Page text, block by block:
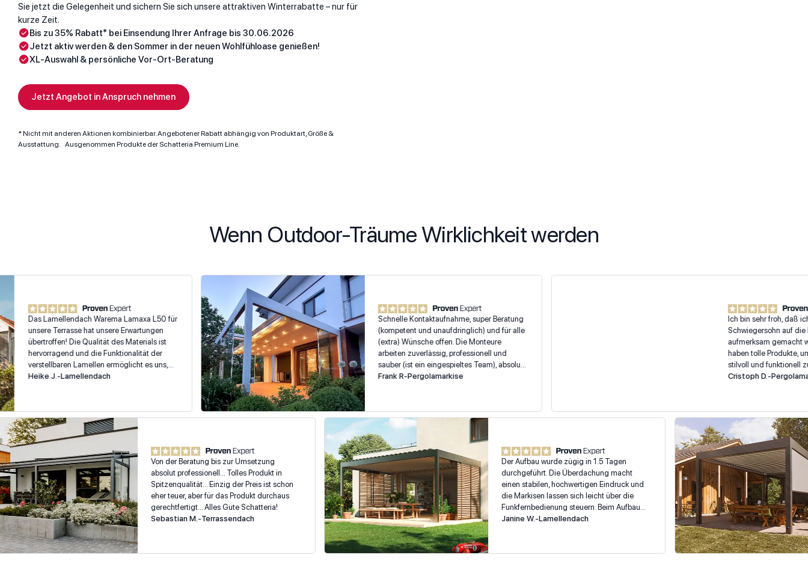
Sie jetzt die Gelegenheit und sichern Sie sich unsere attraktiven Winterrabatte – nur für
kurze Zeit.
Bis zu 35% Rabatt* bei Einsendung Ihrer Anfrage bis 30.06.2026
Jetzt aktiv werden & den Sommer in der neuen Wohlfühloase genießen!
XL-Auswahl & persönliche Vor-Ort-Beratung
Jetzt Angebot in Anspruch nehmen
* Nicht mit anderen Aktionen kombinierbar. Angebotener Rabatt abhängig von Produktart, Größe &
Ausstattung. Ausgenommen Produkte der Schatteria Premium Line.
Wenn Outdoor-Träume Wirklichkeit werden
Das Lamellendach Warema Lamaxa L50 für
unsere Terrasse hat unsere Erwartungen
übertroffen! Die Qualität des Materials ist
hervorragend und die Funktionalität der
verstellbaren Lamellen ermöglicht es uns,
die Sonneneinstrahlung perfekt zu
regulieren. Wir genießen es, bei jedem
Wetter draußen zu sitzen und die Terrasse
optimal zu nutzen. Der Aufbau war
professionell und das Team war sehr
freundlich und kompetent. Wir können die
Schatteria Dresden uneingeschränkt
weiterempfehlen!
Heike J.-Lamellendach
Schnelle Kontaktaufnahme, super Beratung
(kompetent und unaufdringlich) und für alle
(extra) Wünsche offen. Die Monteure
arbeiten zuverlässig, professionell und
sauber (ist ein eingespieltes Team), absolute
Termintreue
Frank R-Pergolamarkise
Ich bin sehr froh, daß ich
Schwiegersohn auf die
aufmerksam gemacht
haben tolle Produkte, um
stilvoll und funktionell zu
Beratung vor Ort in Dresden
heute nicht bereut, mich für
vom Typ „QBus“
Cristoph D.-
Von der Beratung bis zur Umsetzung
absolut professionell… Tolles Produkt in
Spitzenqualität… Einzig der Preis ist schon
eher teuer, aber für das Produkt durchaus
gerechtfertigt… Alles Gute Schatteria!
Sebastian M.-Terrassendach
Der Aufbau wurde zügig in 1.5 Tagen
durchgeführt. Die Überdachung macht
einen stabilen, hochwertigen Eindruck und
die Markisen lassen sich leicht über die
Funkfernbedienung steuern. Beim Aufbau
sind ein paar kleinere Kratzer entstanden,
Geräuschentwicklung beim Aus- und
Janine W.-Lamellendach